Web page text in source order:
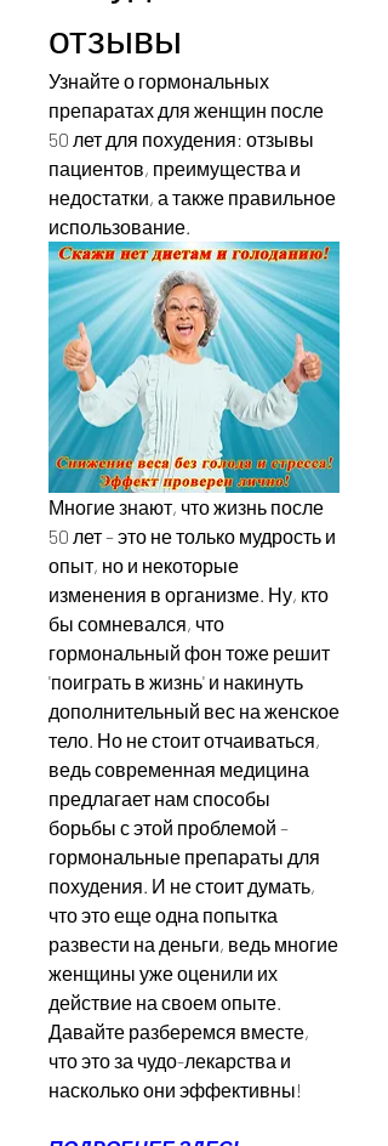
отзывы
Узнайте о гормональных
препаратах для женщин после
50 лет для похудения: отзывы
пациентов, преимущества и
недостатки, а также правильное
использование.
Многие знают, что жизнь после
50 лет – это не только мудрость и
опыт, но и некоторые
изменения в организме. Ну, кто
бы сомневался, что
гормональный фон тоже решит
'поиграть в жизнь' и накинуть
дополнительный вес на женское
тело. Но не стоит отчаиваться,
ведь современная медицина
предлагает нам способы
борьбы с этой проблемой –
гормональные препараты для
похудения. И не стоит думать,
что это еще одна попытка
развести на деньги, ведь многие
женщины уже оценили их
действие на своем опыте.
Давайте разберемся вместе,
что это за чудо-лекарства и
насколько они эффективны!